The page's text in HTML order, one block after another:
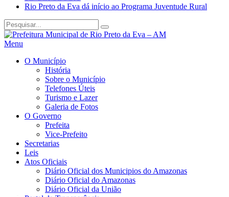
Rio Preto da Eva dá início ao Programa Juventude Rural
Menu
O Município
História
Sobre o Município
Telefones Úteis
Turismo e Lazer
Galeria de Fotos
O Governo
Prefeita
Vice-Prefeito
Secretarias
Leis
Atos Oficiais
Diário Oficial dos Municipios do Amazonas
Diário Oficial do Amazonas
Diário Oficial da União